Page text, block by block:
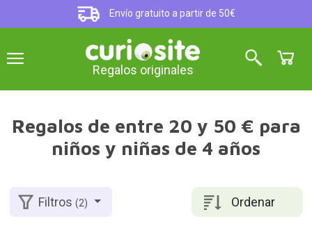
Envío gratuito a partir de 50€
Regalos originales
Regalos de entre 20 y 50 € para
niños y niñas de 4 años
Ordenar
Filtros(2)